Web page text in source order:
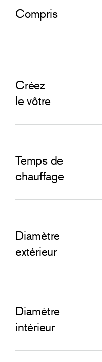
Compris
Créez
le vôtre
Temps de
chauffage
Diamètre
extérieur
Diamètre
intérieur